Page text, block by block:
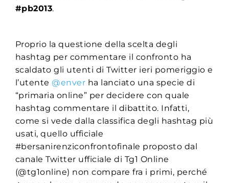
#pb2013.
Proprio la questione della scelta degli
hashtag per commentare il confronto ha
scaldato gli utenti di Twitter ieri pomeriggio e
l’utente@enver ha lanciato una specie di
“primaria online” per decidere con quale
hashtag commentare il dibattito. Infatti,
come si vede dalla classifica degli hashtag più
usati, quello ufficiale
#bersanirenziconfrontofinale proposto dal
canale Twitter ufficiale di Tg1 Online
(@tg1online) non compare fra i primi, perché